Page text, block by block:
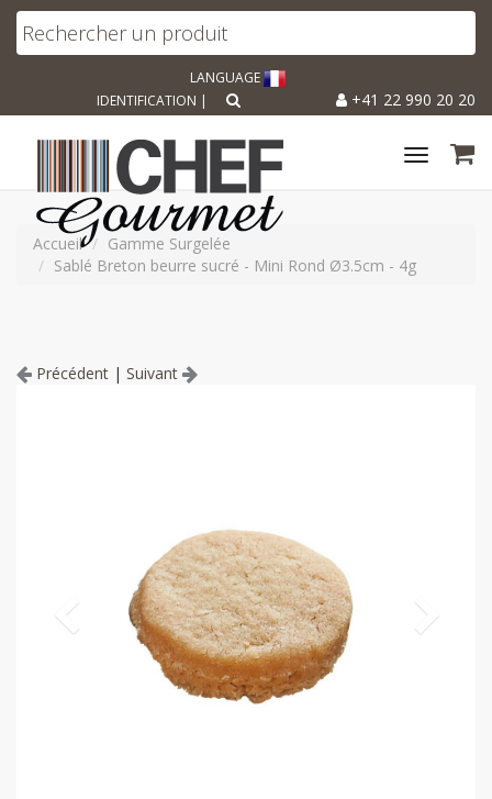
LANGUAGE
+41 22 990 20 20
IDENTIFICATION |
Toggle
Accueil
Gamme Surgelée
Sablé Breton beurre sucré - Mini Rond Ø3.5cm - 4g
Précédent | Suivant